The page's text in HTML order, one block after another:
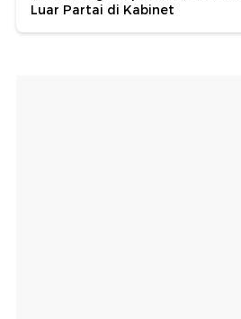
Luar Partai di Kabinet